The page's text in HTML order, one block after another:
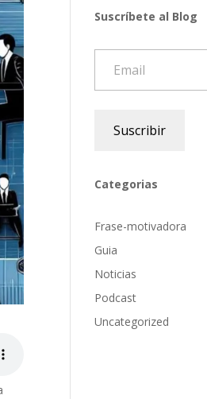
Suscríbete al Blog
Suscribir
Categorias
Frase-motivadora
Guia
Noticias
Podcast
Uncategorized